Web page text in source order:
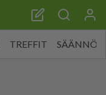
TREFFIT SÄÄNNÖT